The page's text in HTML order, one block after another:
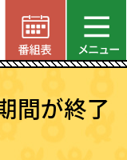
間が終了